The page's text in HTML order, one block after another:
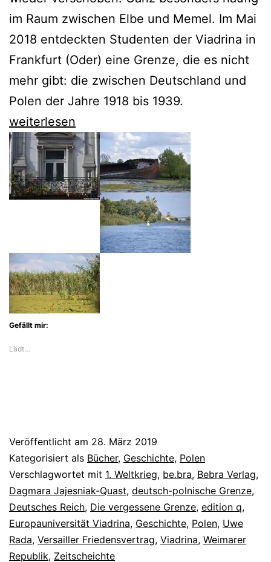
im Raum zwischen Elbe und Memel. Im Mai
2018 entdeckten Studenten der Viadrina in
Frankfurt (Oder) eine Grenze, die es nicht
mehr gibt: die zwischen Deutschland und
Polen der Jahre 1918 bis 1939.
Eine
Reise
durch
Polen
entlang
Grenze
weiterlesen
Gefällt mir:
Lädt…
Veröffentlicht am 28. März 2019
Kategorisiert als Bücher, Geschichte, Polen
Verschlagwortet mit 1. Weltkrieg, be.bra, Bebra Verlag,
Dagmara Jajesniak-Quast, deutsch-polnische Grenze,
Deutsches Reich, Die vergessene Grenze, edition q,
Europauniversität Viadrina, Geschichte, Polen, Uwe
Rada, Versailler Friedensvertrag, Viadrina, Weimarer
Republik, Zeitscheichte